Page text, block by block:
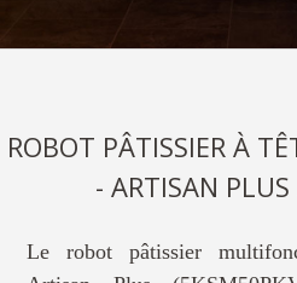
ROBOT PÂTISSIER À
- ARTISAN
Le robot pâtissier